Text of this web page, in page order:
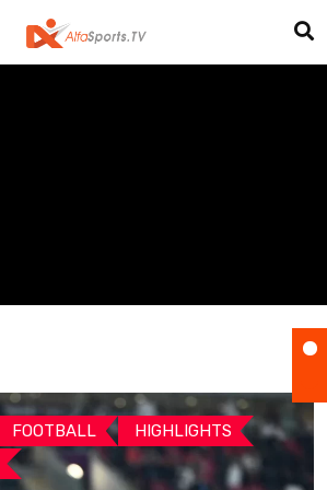
FOOTBALL
HIGHLIGHTS